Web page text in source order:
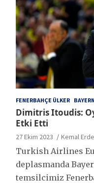
FENERBAHÇE ÜLKER
Dimitris Itoudis:
Etki Etti
27 Ekim 2023 Kemal
Turkish Airlines
deplasmanda
temsilcimiz